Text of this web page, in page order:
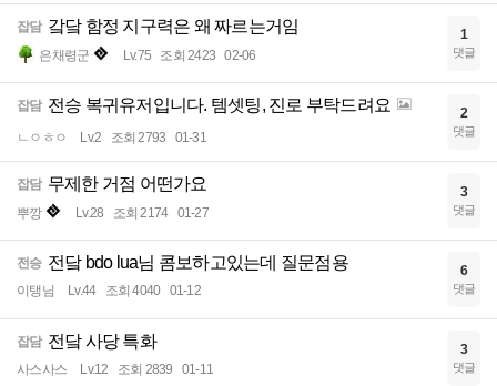
잡담 갘닼 함정 지구력은 왜 짜르는거임
은채령군 Lv.75 조회 2423 02-06
1
댓글
잡담 전승 복귀유저입니다. 템셋팅, 진로 부탁드려요
ㄴㅇㅎㅇ Lv.2 조회 2793 01-31
2
댓글
잡담 무제한 거점 어떤가요
뿌깡 Lv.28 조회 2174 01-27
3
댓글
전승 전닼 bdo lua님 콤보하고있는데 질문점용
이탱님 Lv.44 조회 4040 01-12
6
댓글
잡담 전닼 사당 특화
사스사스 Lv.12 조회 2839 01-11
3
댓글